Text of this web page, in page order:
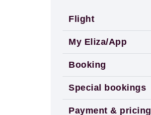
Flight
My Eliza/App
Booking
Special bookings
Payment & pricing